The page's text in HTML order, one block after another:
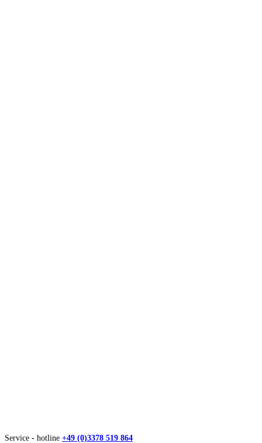
Service - hotline +49 (0)3378 519 864